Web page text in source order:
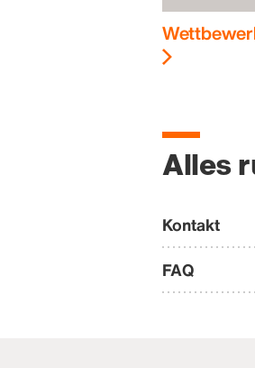
Alles
Kontakt
FAQ